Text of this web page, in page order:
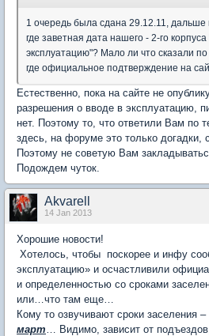
1 очередь была сдана 29.12.11,
где заветная дата нашего - 2-го
эксплуатацию"? Мало ли что сказали
где официальное подтверждение на
Естественно, пока на сайте не
разрешения о вводе в эксплуатацию,
нет. Поэтому то, что ответили Вам по
здесь, на форуме это только догадки,
Поэтому не советую Вам
Подождем чуток.
Akvarell
14 Jan 2013
Хорошие новости!
Хотелось, чтобы поскорее и инфу
эксплуатацию» и осчастливили
и определенностью со сроками
или…что там еще…
Кому то озвучивают сроки заселения
март… Видимо, зависит от